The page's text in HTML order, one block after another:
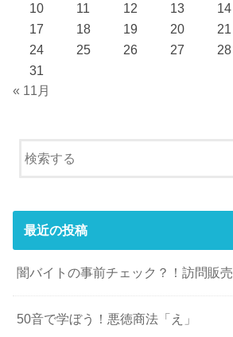
10
11 12 13 14
17
18 19 20 21
24
25 26 27 28
31
« 11月
最近の投稿
闇バイトの事前チェック？！訪問販売
50音で学ぼう！悪徳商法「え」